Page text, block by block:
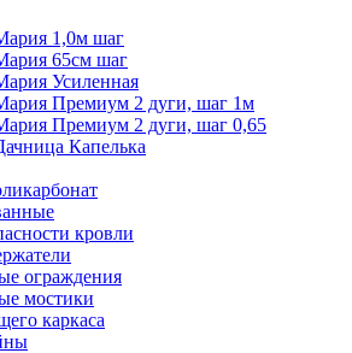
1,0м шаг
65см шаг
Усиленная
Премиум 2 дуги, шаг 1м
Премиум 2 дуги, шаг 0,65
Капелька
кровли
ограждения
мостики
каркаса